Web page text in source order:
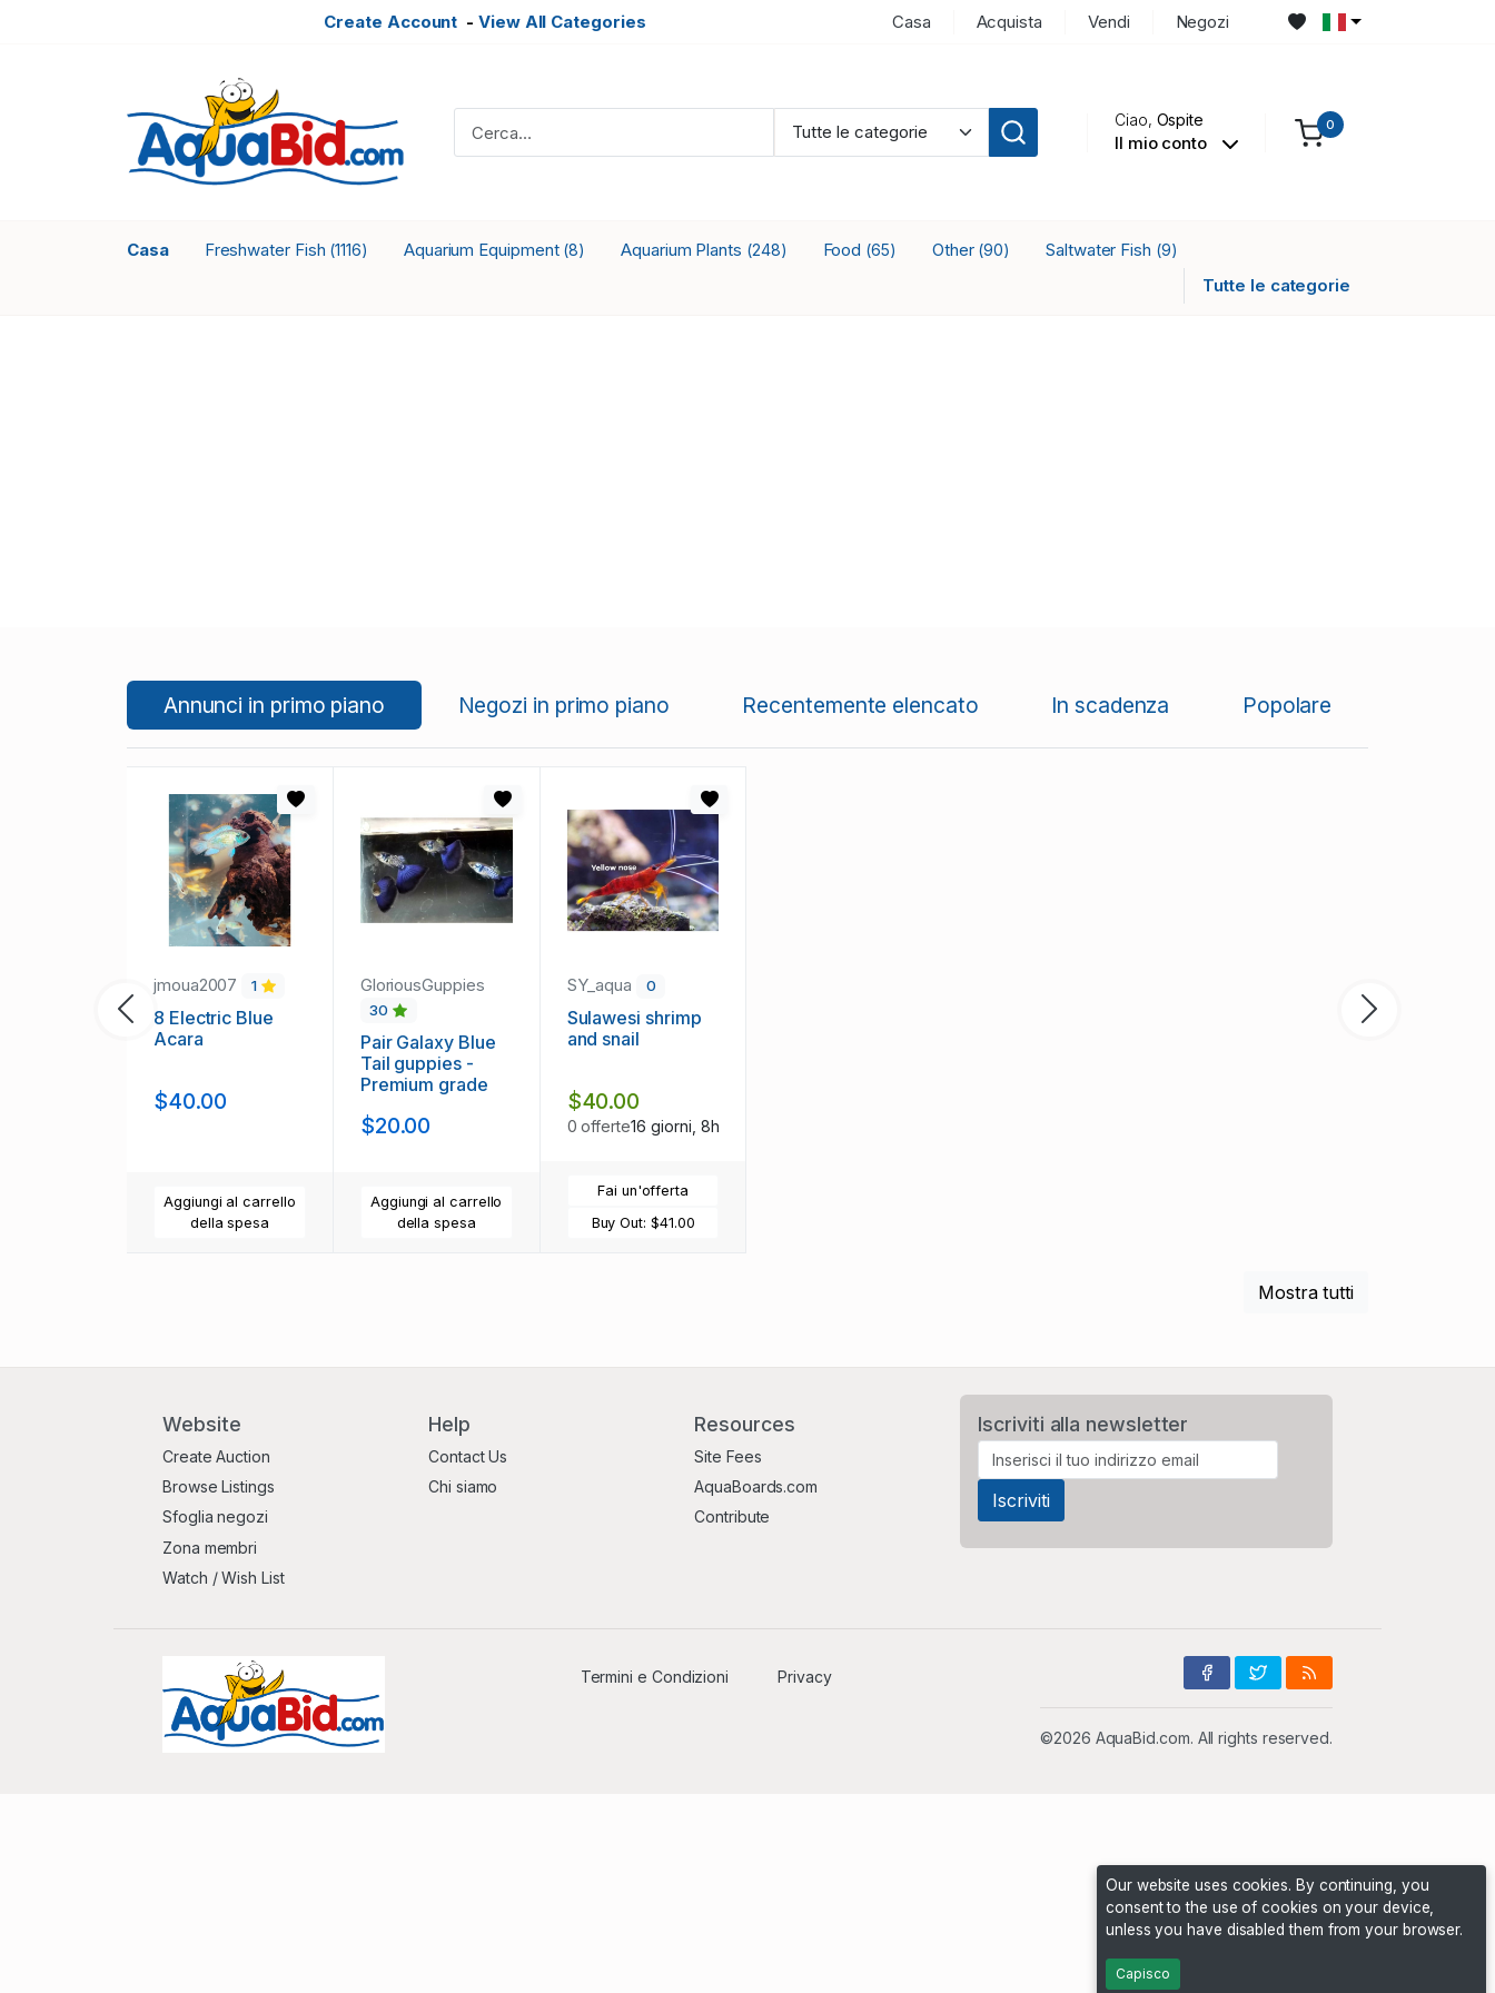
Create Account - View All Categories Casa Acquista Vendi Negozi
Ciao, Ospite
Il mio conto
0
Casa Freshwater Fish (1116) Aquarium Equipment (8) Aquarium Plants (248) Food (65) Other (90) Saltwater Fish (9)
Tutte le categorie
Annunci in primo piano Negozi in primo piano Recentemente elencato In scadenza Popolare
jmoua2007 1
8 Electric Blue
Acara
$40.00
Aggiungi al carrello
della spesa
GloriousGuppies
30
Pair Galaxy Blue
Tail guppies -
Premium grade
$20.00
Aggiungi al carrello
della spesa
SY_aqua 0
Sulawesi shrimp
and snail
$40.00
0 offerte16 giorni, 8h
Fai un'offerta
Buy Out: $41.00
Precedente Prossimo
Mostra tutti
Website
Create Auction
Browse Listings
Sfoglia negozi
Zona membri
Watch / Wish List
Help
Contact Us
Chi siamo
Resources
Site Fees
AquaBoards.com
Contribute
Iscriviti alla newsletter
Termini e Condizioni Privacy
©2026 AquaBid.com. All rights reserved.
Our website uses cookies. By continuing, you
consent to the use of cookies on your device,
unless you have disabled them from your browser.
Capisco